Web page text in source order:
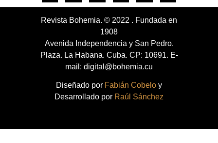
Revista Bohemia. © 2022 . Fundada en
1908
Avenida Independencia y San Pedro.
Plaza. La Habana. Cuba. CP: 10691. E-
mail: digital@bohemia.cu
Diseñado por Fabián Cobelo y
Desarrollado por Raúl Sánchez